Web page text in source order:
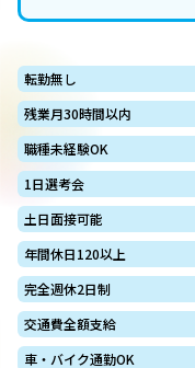
転勤無し
残業月30時間以内
職種未経験OK
1日選考会
土日面接可能
年間休日120以上
完全週休2日制
交通費全額支給
車・バイク通勤OK